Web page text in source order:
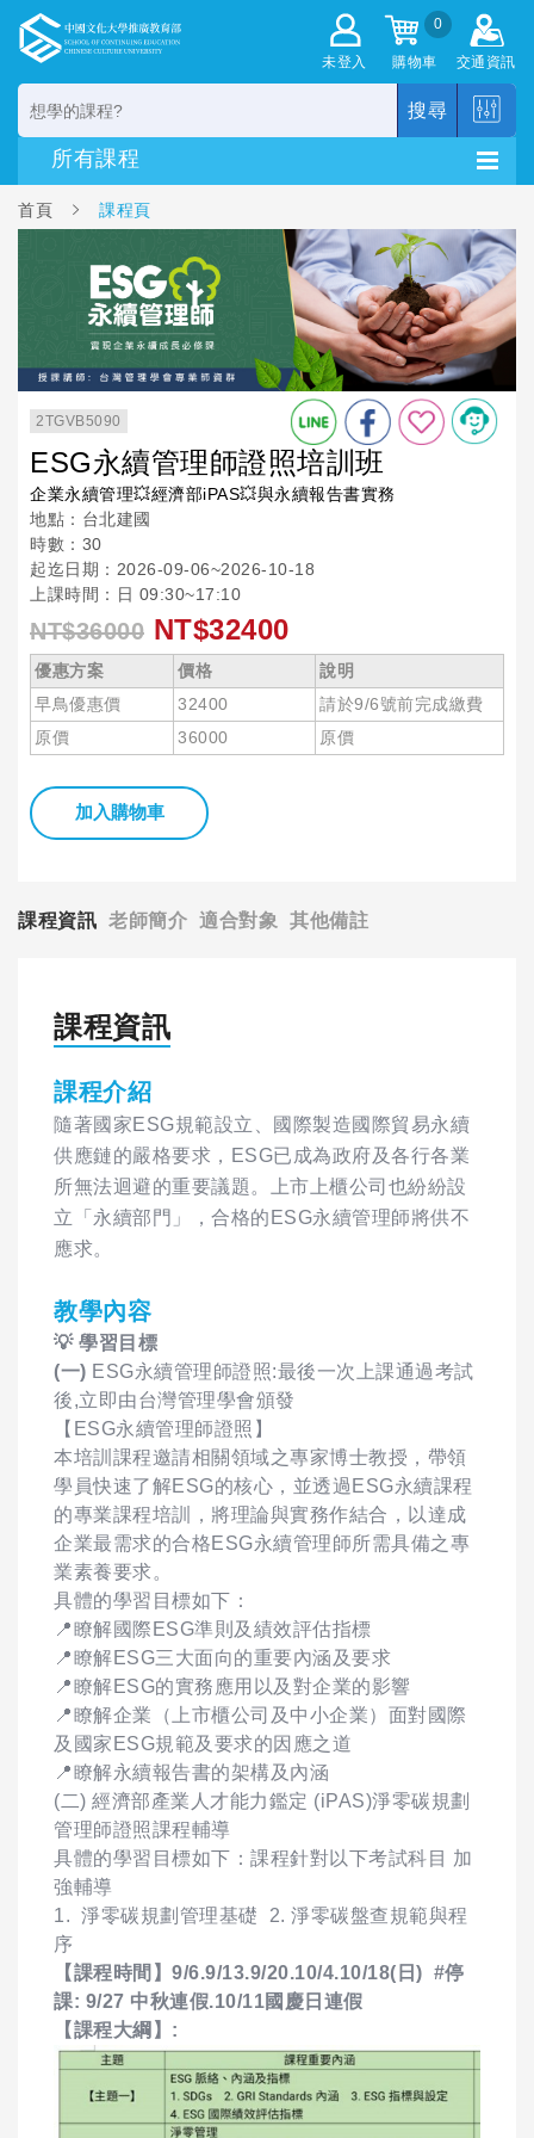
未登入
0
購物車 交通資訊
搜尋
首頁 課程頁
2TGVB5090
ESG永續管理師證照培訓班
企業永續管理💥經濟部iPAS💥與永續報告書實務
地點：台北建國
時數：30
起迄日期：2026-09-06~2026-10-18
上課時間：日 09:30~17:10
NT$36000 NT$32400
優惠方案 價格
說明
早鳥優惠價
32400
請於9/6號前完成繳費
原價
36000 原價
加入購物車
課程資訊 老師簡介 適合對象 其他備註
課程資訊
課程介紹
隨著國家ESG規範設立、國際製造國際貿易永續
供應鏈的嚴格要求，ESG已成為政府及各行各業
所無法迴避的重要議題。上市上櫃公司也紛紛設
立「永續部門」，合格的ESG永續管理師將供不
應求。
教學內容
💡 學習目標
(一) ESG永續管理師證照:最後一次上課通過考試
後,立即由台灣管理學會頒發
【ESG永續管理師證照】
本培訓課程邀請相關領域之專家博士教授，帶領
學員快速了解ESG的核心，並透過ESG永續課程
的專業課程培訓，將理論與實務作結合，以達成
企業最需求的合格ESG永續管理師所需具備之專
業素養要求。
具體的學習目標如下：
📍瞭解國際ESG準則及績效評估指標
📍瞭解ESG三大面向的重要內涵及要求
📍瞭解ESG的實務應用以及對企業的影響
📍瞭解企業（上市櫃公司及中小企業）面對國際
及國家ESG規範及要求的因應之道
📍瞭解永續報告書的架構及內涵
(二) 經濟部產業人才能力鑑定 (iPAS)淨零碳規劃
管理師證照課程輔導
具體的學習目標如下：課程針對以下考試科目 加
強輔導
1. 淨零碳規劃管理基礎 2. 淨零碳盤查規範與程
序
【課程時間】9/6.9/13.9/20.10/4.10/18(日) #停
課: 9/27 中秋連假.10/11國慶日連假
【課程大綱】: